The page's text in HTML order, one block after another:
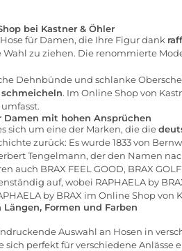
bei Kastner & Öhler
für Damen, die Ihre Figur dank
Wahl zu ziehen. Die renommierte
Dehnbünde und schlanke
. Im Online Shop von
umfasst.
Damen mit hohen Ansprüchen
sich um eine der Marken, die die
zurück: Es wurde 1833 von
Tengelmann, der den Namen
auch BRAX FEEL GOOD, BRAX
auf, wobei RAPHAELA by
by BRAX im Online Shop
Formen und Farben
Auswahl an Hosen in
sich perfekt für verschiedene